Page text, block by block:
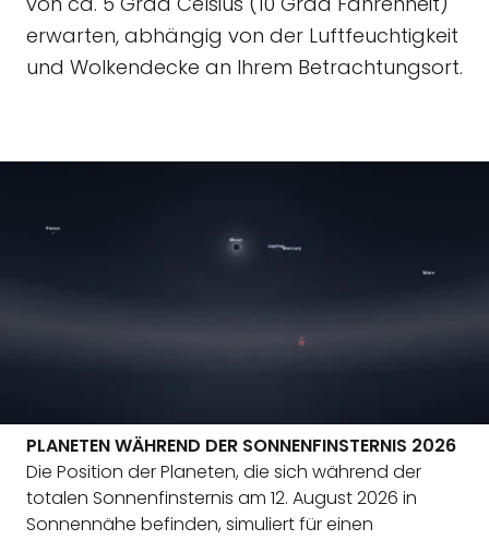
erwarten, abhängig von der Luftfeuchtigkeit
und Wolkendecke an Ihrem Betrachtungsort.
PLANETEN WÄHREND DER SONNENFINSTERNIS 2026
Die Position der Planeten, die sich während der
totalen Sonnenfinsternis am 12. August 2026 in
Sonnennähe befinden, simuliert für einen